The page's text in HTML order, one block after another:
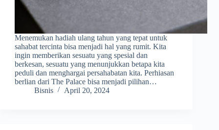
Menemukan hadiah ulang tahun yang tepat untuk
sahabat tercinta bisa menjadi hal yang rumit. Kita
ingin memberikan sesuatu yang spesial dan
berkesan, sesuatu yang menunjukkan betapa kita
peduli dan menghargai persahabatan kita. Perhiasan
berlian dari The Palace bisa menjadi pilihan…
Bisnis
April 20, 2024